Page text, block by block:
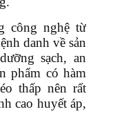
công nghệ từ
danh về sản
sạch, an
phẩm có hàm
thấp nên rất
cao huyết áp,